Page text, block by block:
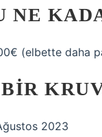
NE
(elbette daha
BIR
2023